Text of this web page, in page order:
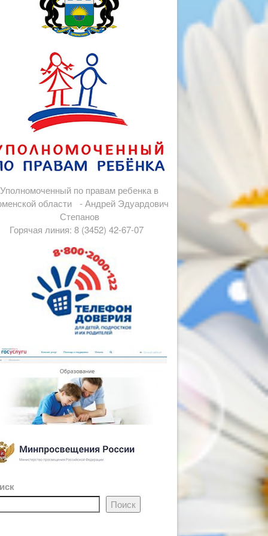
Уполномоченный по правам ребенка в
области - Андрей Эдуардович
Степанов
Горячая линия: 8 (3452) 42-67-07
Поиск